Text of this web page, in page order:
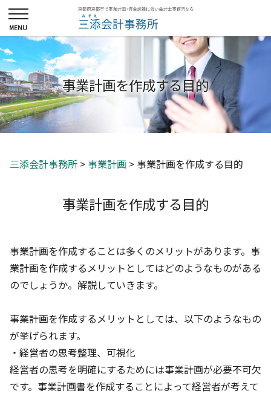
事業計画を作成する目的
三添会計事務所 > 事業計画 > 事業計画を作成する目的
事業計画を作成する目的
事業計画を作成することは多くのメリットがあります。事
業計画を作成するメリットとしてはどのようなものがある
のでしょうか。解説していきます。
事業計画を作成するメリットとしては、以下のようなもの
が挙げられます。
・経営者の思考整理、可視化
経営者の思考を明確にするためには事業計画が必要不可欠
です。事業計画書を作成することによって経営者が考えて